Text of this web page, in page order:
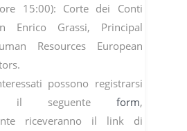
15:00): Corte dei Conti
Enrico Grassi, Principal
Resources European
possono registrarsi
il seguente form,
riceveranno il link di